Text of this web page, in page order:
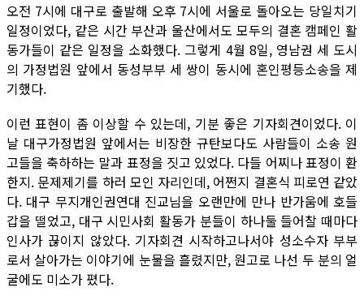
오전 7시에 대구로 출발해 오후 7시에 서울로 돌아오는 당일치기
일정이었다, 같은 시간 부산과 울산에서도 모두의 결혼 캠페인 활
동가들이 같은 일정을 소화했다. 그렇게 4월 8일, 영남권 세 도시
의 가정법원 앞에서 동성부부 세 쌍이 동시에 혼인평등소송을 제
기했다.
이런 표현이 좀 이상할 수 있는데, 기분 좋은 기자회견이었다. 이
날 대구가정법원 앞에서는 비장한 규탄보다도 사람들이 소송 원
고들을 축하하는 말과 표정을 짓고 있었다. 다들 어찌나 표정이 환
한지. 문제제기를 하러 모인 자리인데, 어쩐지 결혼식 피로연 같았
다. 대구 무지개인권연대 진교님을 오랜만에 만나 반가움에 호들
갑을 떨었고, 대구 시민사회 활동가 분들이 하나둘 들어찰 때마다
인사가 끊이지 않았다. 기자회견 시작하고나서야 성소수자 부부
로서 살아가는 이야기에 눈물을 흘렸지만, 원고로 나선 두 분의 얼
굴에도 미소가 폈다.